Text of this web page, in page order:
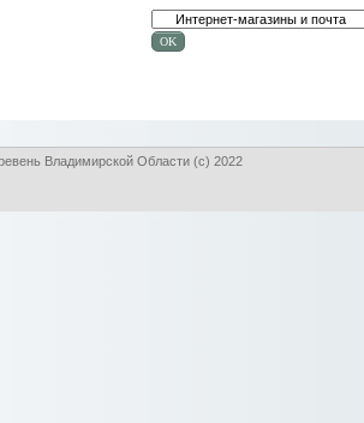
Владимирской Области (с) 2022